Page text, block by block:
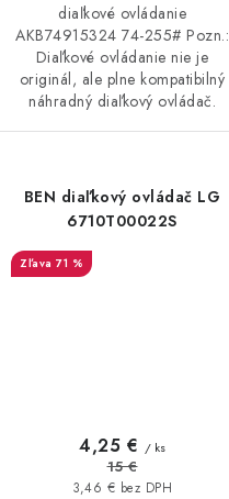
diaľkové ovládanie
AKB74915324 74-255# Pozn.:
Diaľkové ovládanie nie je
originál, ale plne kompatibilný
náhradný diaľkový ovládač.
BEN diaľkový ovládač LG
6710T00022S
71 %
3,46 € bez DPH
4,25 € / ks
15 €